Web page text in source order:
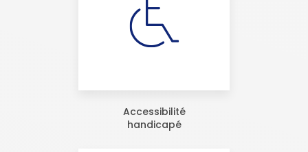
Accessibilité
handicapé